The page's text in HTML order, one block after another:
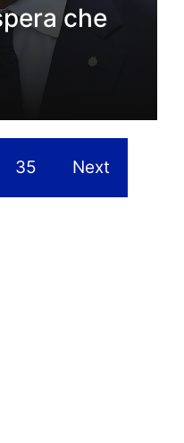
che
35 Next